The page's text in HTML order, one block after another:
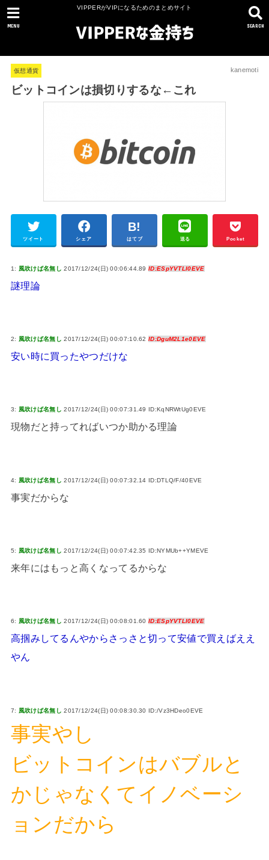
VIPPERがVIPになるためのまとめサイト
SEARCH
MENU
仮想通貨 kanemoti
ビットコインは損切りするな←これ
ツイート シェア はてブ 送る Pocket
1: 風吹けば名無し 2017/12/24(日) 00:06:44.89ID:ESpYVTLI0EVE
謎理論
2: 風吹けば名無し 2017/12/24(日) 00:07:10.62ID:DguM2L1e0EVE
安い時に買ったやつだけな
3: 風吹けば名無し 2017/12/24(日) 00:07:31.49 ID:KqNRWtUg0EVE
現物だと持ってればいつか助かる理論
4: 風吹けば名無し 2017/12/24(日) 00:07:32.14 ID:DTLQ/F/40EVE
事実だからな
5: 風吹けば名無し 2017/12/24(日) 00:07:42.35 ID:NYMUb++YMEVE
来年にはもっと高くなってるからな
6: 風吹けば名無し 2017/12/24(日) 00:08:01.60ID:ESpYVTLI0EVE
高掴みしてるんやからさっさと切って安値で買えばええ
やん
7: 風吹けば名無し 2017/12/24(日) 00:08:30.30 ID:/Vz3HDeo0EVE
事実やし
ビットコインはバブルと
かじゃなくてイノベーシ
ョンだから